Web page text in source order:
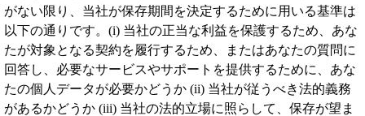
がない限り、当社が保存期間を決定するために用いる基準は
以下の通りです。(i) 当社の正当な利益を保護するため、あな
たが対象となる契約を履行するため、またはあなたの質問に
回答し、必要なサービスやサポートを提供するために、あな
たの個人データが必要かどうか (ii) 当社が従うべき法的義務
があるかどうか (iii) 当社の法的立場に照らして、保存が望ま